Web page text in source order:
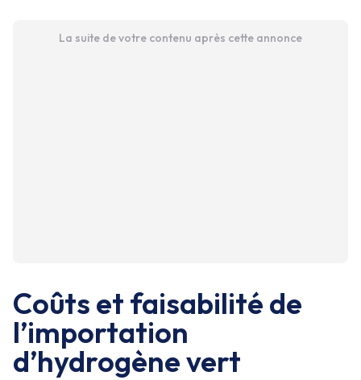
La suite de votre contenu après cette annonce
Coûts et faisabilité de
l’importation
d’hydrogène vert